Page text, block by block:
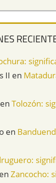
II en
en Tolozón:
en
en Zancocho: